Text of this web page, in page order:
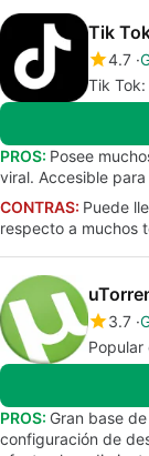
Tik
4.7
Tik
PROS: Posee
viral. Accesible
CONTRAS: Puede
respecto a muchos
3.7
PROS: Gran base
configuración de